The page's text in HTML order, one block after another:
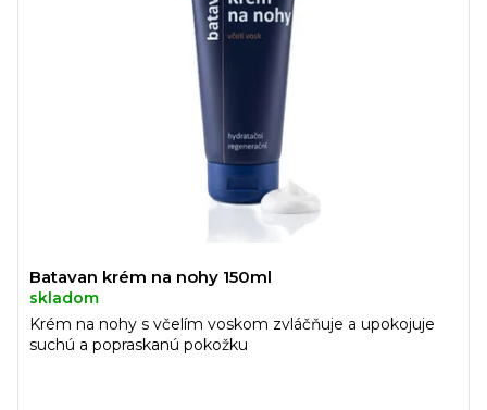
Batavan krém na nohy 150ml
skladom
Krém na nohy s včelím voskom zvláčňuje a upokojuje
suchú a popraskanú pokožku